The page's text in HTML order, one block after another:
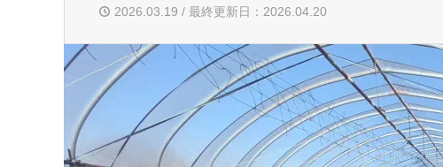
2026.03.19 / 最終更新日：2026.04.20